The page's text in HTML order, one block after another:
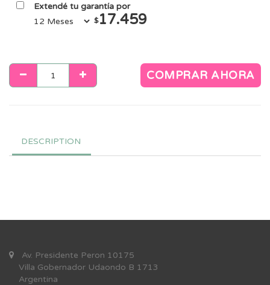
Extendé tu garantía por
$17.459
COMPRAR AHORA
DESCRIPTION
Av. Presidente Peron 10175
Villa Gobernador Udaondo B 1713
Argentina